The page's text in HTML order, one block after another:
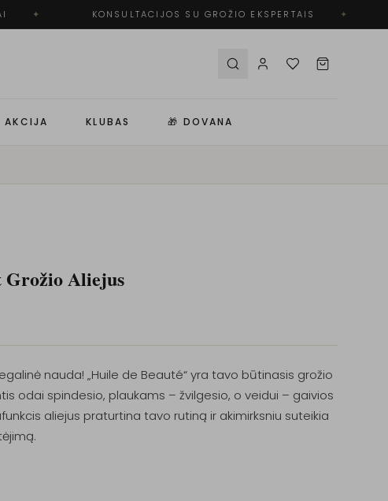
KONSULTACIJOS SU GROŽIO EKSPERTAIS
AKCIJA KLUBAS 🎁 DOVANA
Grožio Aliejus
nauda! „Huile de Beauté“ yra tavo būtinasis grožio
odai spindesio, plaukams – žvilgesio, o veidui – gaivios
aliejus praturtina tavo rutiną ir akimirksniu suteikia